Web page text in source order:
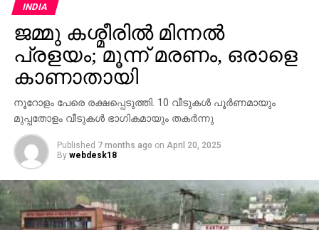
INDIA
ജമ്മു കശ്മീരില്‍ മിന്നല്‍
പ്രളയം; മൂന്ന് മരണം, ഒരാളെ
കാണാതായി
നൂറോളം പേരെ രക്ഷപ്പെടുത്തി. 10 വീടുകള്‍ പൂര്‍ണമായും
മുപ്പതോളം വീടുകള്‍ ഭാഗികമായും തകര്‍ന്നു
Published 7 months ago on April 20, 2025
By webdesk18